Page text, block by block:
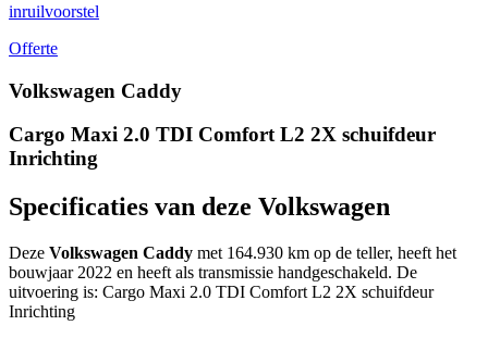
inruilvoorstel
Offerte
Volkswagen Caddy
Cargo Maxi 2.0 TDI Comfort L2 2X schuifdeur
Inrichting
Specificaties van deze Volkswagen
Deze Volkswagen Caddy met 164.930 km op de teller, heeft het
bouwjaar 2022 en heeft als transmissie handgeschakeld. De
uitvoering is: Cargo Maxi 2.0 TDI Comfort L2 2X schuifdeur
Inrichting